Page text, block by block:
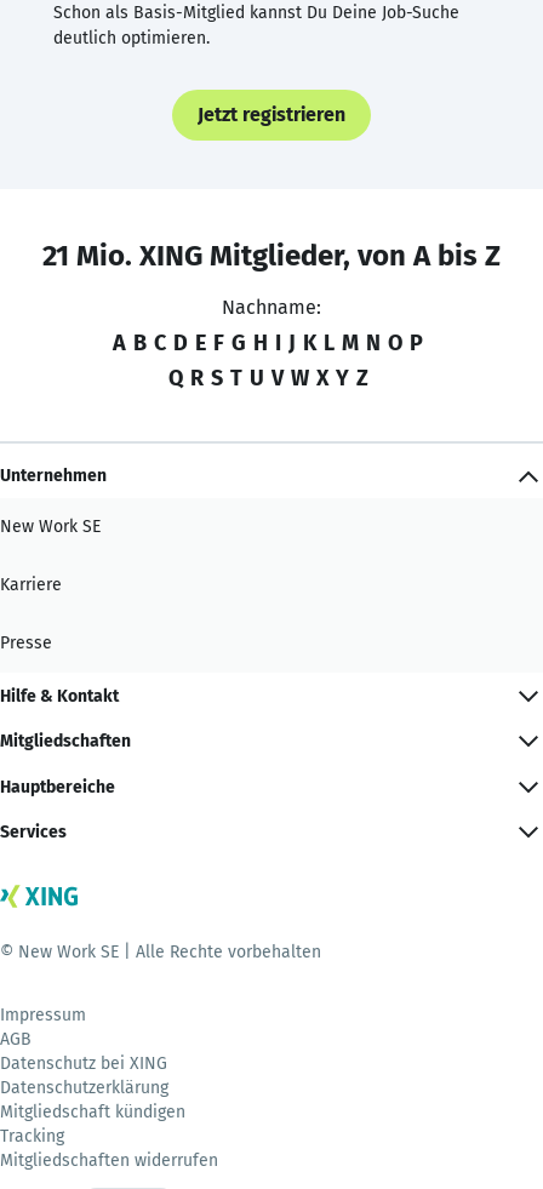
Schon als Basis-Mitglied kannst Du Deine Job-Suche
deutlich optimieren.
Jetzt registrieren
21 Mio. XING Mitglieder, von A bis Z
Nachname:
A B C D E F G H I J K L M N O P
Q R S T U V W X Y Z
Unternehmen
New Work SE
Karriere
Presse
Hilfe & Kontakt
Mitgliedschaften
Hauptbereiche
Services
© New Work SE | Alle Rechte vorbehalten
Impressum
AGB
Datenschutz bei XING
Datenschutzerklärung
Mitgliedschaft kündigen
Tracking
Mitgliedschaften widerrufen